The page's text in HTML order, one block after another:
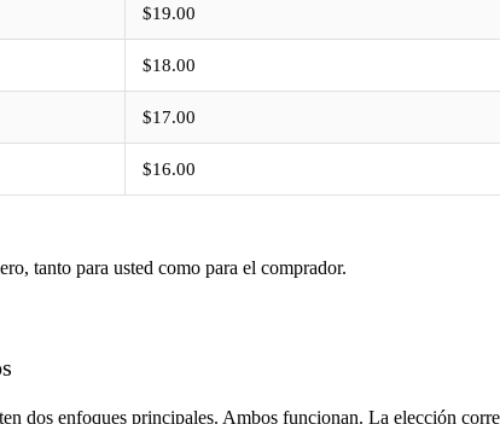
$19.00
$18.00
$17.00
$16.00
tanto para usted como para el comprador.
dos enfoques principales. Ambos funcionan. La elección